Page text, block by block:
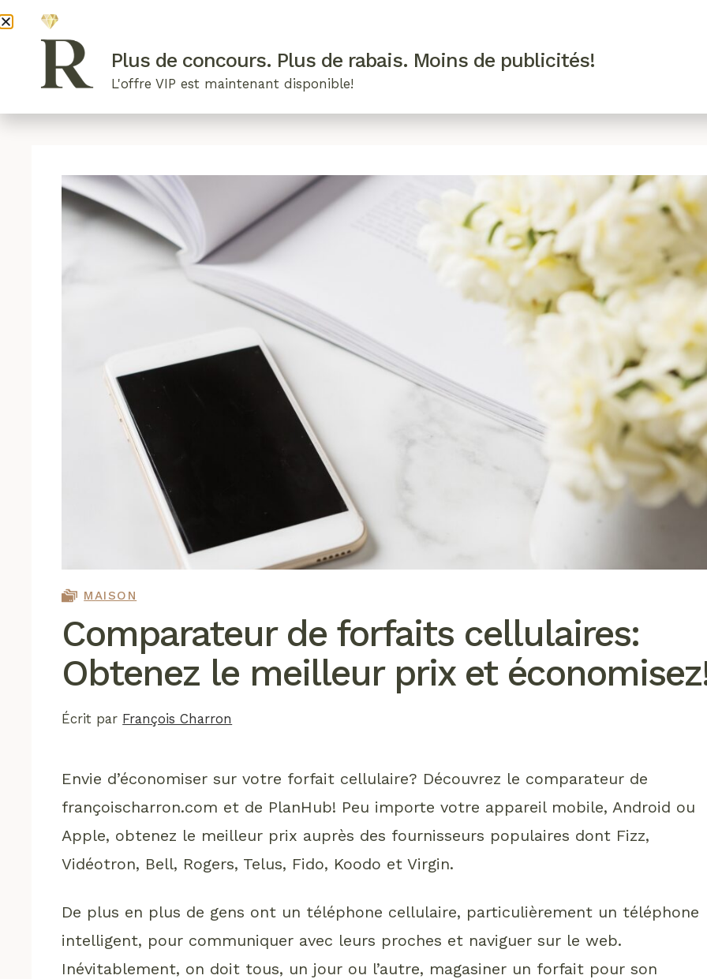
MAISON
Comparateur de forfaits cellulaires:
Obtenez le meilleur prix et
Écrit par François Charron
Envie d’économiser sur votre forfait cellulaire? Découvrez le comparateur de
françoischarron.com et de PlanHub! Peu importe votre appareil mobile, Android ou
Apple, obtenez le meilleur prix auprès des fournisseurs populaires dont Fizz,
Vidéotron, Bell, Rogers, Telus, Fido, Koodo et Virgin.
De plus en plus de gens ont un téléphone cellulaire, particulièrement un téléphone
intelligent, pour communiquer avec leurs proches et naviguer sur le web.
Inévitablement, on doit tous, un jour ou l’autre, magasiner un forfait pour son
Plus de concours. Plus de rabais. Moins de publicités!
L'offre VIP est maintenant disponible!